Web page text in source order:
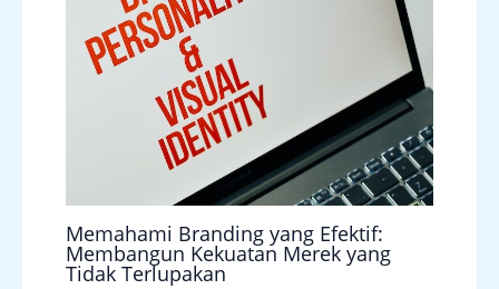
Memahami Branding yang Efektif:
Membangun Kekuatan Merek yang
Tidak Terlupakan